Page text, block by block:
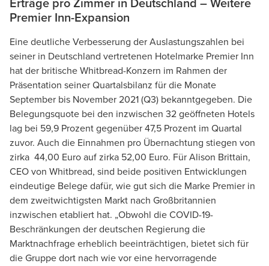
Erträge pro Zimmer in Deutschland – Weitere
Premier Inn-Expansion
Eine deutliche Verbesserung der Auslastungszahlen bei
seiner in Deutschland vertretenen Hotelmarke Premier Inn
hat der britische Whitbread-Konzern im Rahmen der
Präsentation seiner Quartalsbilanz für die Monate
September bis November 2021 (Q3) bekanntgegeben. Die
Belegungsquote bei den inzwischen 32 geöffneten Hotels
lag bei 59,9 Prozent gegenüber 47,5 Prozent im Quartal
zuvor. Auch die Einnahmen pro Übernachtung stiegen von
zirka 44,00 Euro auf zirka 52,00 Euro. Für Alison Brittain,
CEO von Whitbread, sind beide positiven Entwicklungen
eindeutige Belege dafür, wie gut sich die Marke Premier in
dem zweitwichtigsten Markt nach Großbritannien
inzwischen etabliert hat. „Obwohl die COVID-19-
Beschränkungen der deutschen Regierung die
Marktnachfrage erheblich beeinträchtigen, bietet sich für
die Gruppe dort nach wie vor eine hervorragende